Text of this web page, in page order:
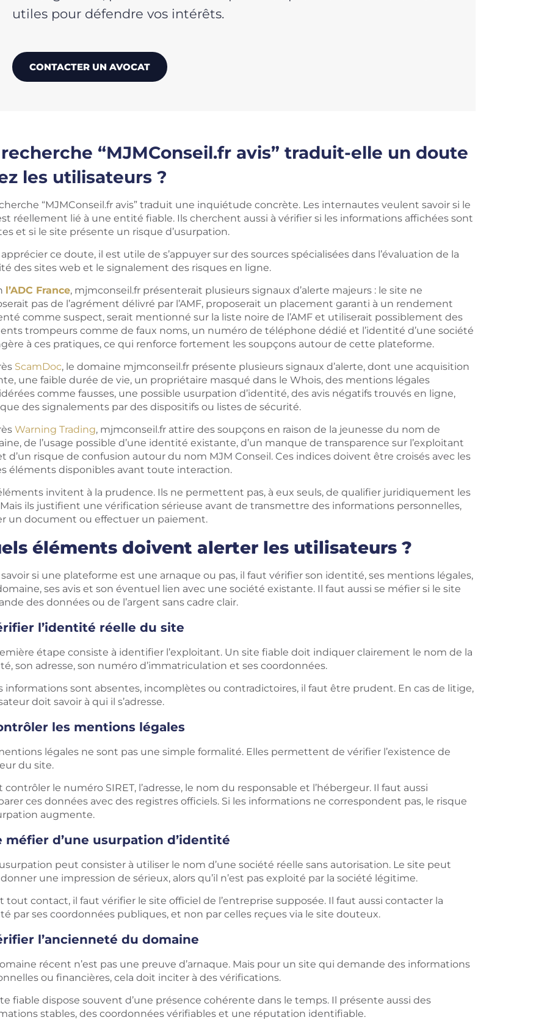
utiles pour défendre vos intérêts.
CONTACTER UN AVOCAT
“MJMConseil.fr avis” traduit-elle un doute
les utilisateurs ?
“MJMConseil.fr avis” traduit une inquiétude concrète. Les internautes veulent savoir si le
réellement lié à une entité fiable. Ils cherchent aussi à vérifier si les informations affichées sont
et si le site présente un risque d’usurpation.
ce doute, il est utile de s’appuyer sur des sources spécialisées dans l’évaluation de la
des sites web et le signalement des risques en ligne.
l’ADC France, mjmconseil.fr présenterait plusieurs signaux d’alerte majeurs : le site ne
pas de l’agrément délivré par l’AMF, proposerait un placement garanti à un rendement
comme suspect, serait mentionné sur la liste noire de l’AMF et utiliserait possiblement des
trompeurs comme de faux noms, un numéro de téléphone dédié et l’identité d’une société
à ces pratiques, ce qui renforce fortement les soupçons autour de cette plateforme.
ScamDoc, le domaine mjmconseil.fr présente plusieurs signaux d’alerte, dont une acquisition
une faible durée de vie, un propriétaire masqué dans le Whois, des mentions légales
comme fausses, une possible usurpation d’identité, des avis négatifs trouvés en ligne,
des signalements par des dispositifs ou listes de sécurité.
Warning Trading, mjmconseil.fr attire des soupçons en raison de la jeunesse du nom de
de l’usage possible d’une identité existante, d’un manque de transparence sur l’exploitant
d’un risque de confusion autour du nom MJM Conseil. Ces indices doivent être croisés avec les
éléments disponibles avant toute interaction.
invitent à la prudence. Ils ne permettent pas, à eux seuls, de qualifier juridiquement les
ils justifient une vérification sérieuse avant de transmettre des informations personnelles,
un document ou effectuer un paiement.
éléments doivent alerter les utilisateurs ?
si une plateforme est une arnaque ou pas, il faut vérifier son identité, ses mentions légales,
ses avis et son éventuel lien avec une société existante. Il faut aussi se méfier si le site
des données ou de l’argent sans cadre clair.
l’identité réelle du site
étape consiste à identifier l’exploitant. Un site fiable doit indiquer clairement le nom de la
son adresse, son numéro d’immatriculation et ses coordonnées.
informations sont absentes, incomplètes ou contradictoires, il faut être prudent. En cas de litige,
doit savoir à qui il s’adresse.
les mentions légales
légales ne sont pas une simple formalité. Elles permettent de vérifier l’existence de
du site.
contrôler le numéro SIRET, l’adresse, le nom du responsable et l’hébergeur. Il faut aussi
ces données avec des registres officiels. Si les informations ne correspondent pas, le risque
augmente.
méfier d’une usurpation d’identité
peut consister à utiliser le nom d’une société réelle sans autorisation. Le site peut
une impression de sérieux, alors qu’il n’est pas exploité par la société légitime.
tout contact, il faut vérifier le site officiel de l’entreprise supposée. Il faut aussi contacter la
par ses coordonnées publiques, et non par celles reçues via le site douteux.
l’ancienneté du domaine
récent n’est pas une preuve d’arnaque. Mais pour un site qui demande des informations
ou financières, cela doit inciter à des vérifications.
fiable dispose souvent d’une présence cohérente dans le temps. Il présente aussi des
stables, des coordonnées vérifiables et une réputation identifiable.